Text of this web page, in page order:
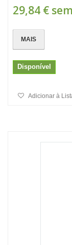
29,84 €
MAIS
Disponível
Adicionar à